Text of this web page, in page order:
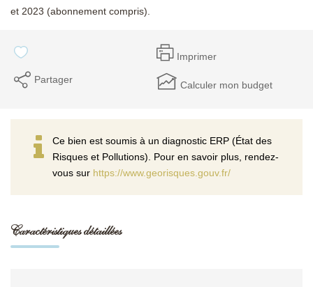
et 2023 (abonnement compris).
Imprimer
Partager Calculer mon budget
Ce bien est soumis à un diagnostic ERP (État des
Risques et Pollutions). Pour en savoir plus, rendez-
vous sur https://www.georisques.gouv.fr/
Caractéristiques détaillées